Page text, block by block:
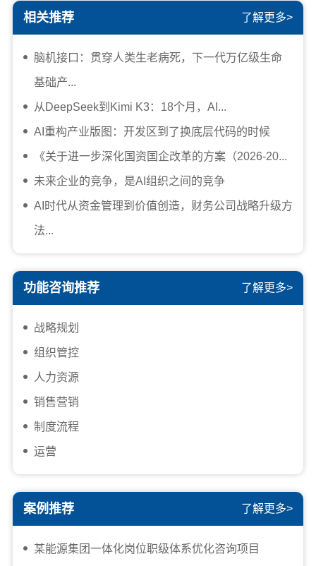
相关推荐 了解更多>
脑机接口：贯穿人类生老病死，下一代万亿级生命
基础产...
从DeepSeek到Kimi K3：18个月，AI...
AI重构产业版图：开发区到了换底层代码的时候
《关于进一步深化国资国企改革的方案（2026-20...
未来企业的竞争，是AI组织之间的竞争
AI时代从资金管理到价值创造，财务公司战略升级方
法...
功能咨询推荐 了解更多>
战略规划
组织管控
人力资源
销售营销
制度流程
运营
案例推荐 了解更多>
某能源集团一体化岗位职级体系优化咨询项目